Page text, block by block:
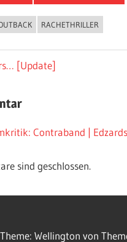
RACHETHRILLER
[Update]
Contraband |
sind geschlossen.
Wellington von